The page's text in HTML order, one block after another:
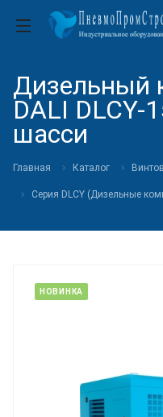
Дизельный
DALI DLCY-
шасси
Главная Каталог
Cерия DLCY (Дизельные
НОВИНКА